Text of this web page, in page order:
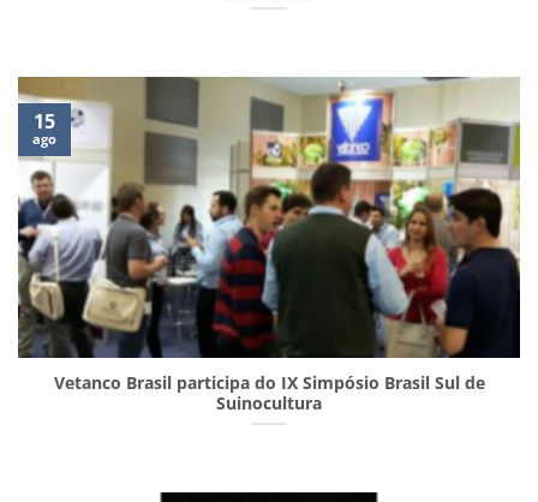
Vetanco Brasil participa do IX Simpósio Brasil Sul de
Suinocultura
15
ago